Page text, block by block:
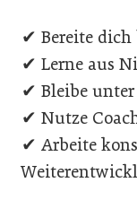
✔ Bereite dich
✔ Lerne aus
✔ Bleibe
✔ Nutze
✔ Arbeite